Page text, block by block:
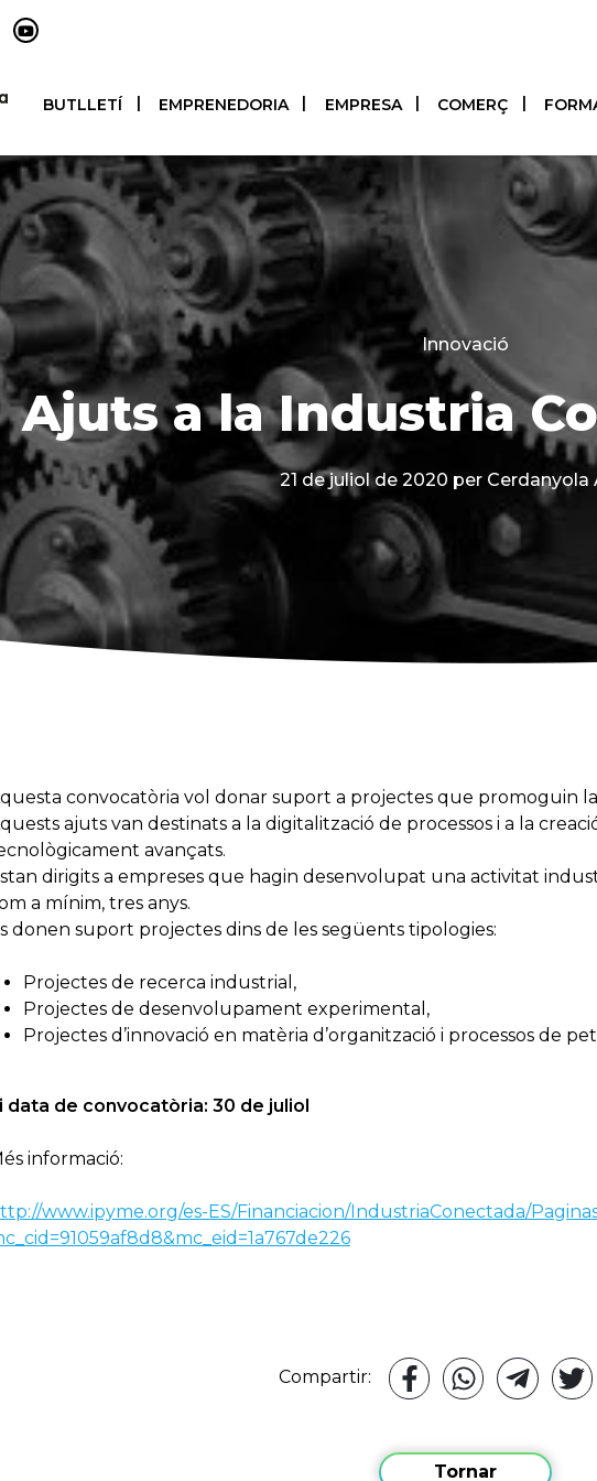
BUTLLETÍ EMPRENEDORIA EMPRESA COMERÇ
Categories
Innovació
Ajuts a la Industria
21 de juliol de 2020 per Cerdanyola
convocatòria vol donar suport a projectes que promoguin
ajuts van destinats a la digitalització de processos i a la
avançats.
dirigits a empreses que hagin desenvolupat una activitat
a mínim, tres anys.
donen suport projectes dins de les següents tipologies:
Projectes de recerca industrial,
Projectes de desenvolupament experimental,
Projectes d’innovació en matèria d’organització i processos de
data de convocatòria: 30 de juliol
informació:
www.ipyme.org/es-ES/Financiacion/IndustriaConectada/
Compartir:
Tornar